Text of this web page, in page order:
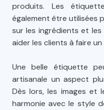
produits. Les
également être utilisées
sur les ingrédients et
aider les clients à faire
Une belle étiquette
artisanale un aspect
Dès lors, les images et
harmonie avec le style